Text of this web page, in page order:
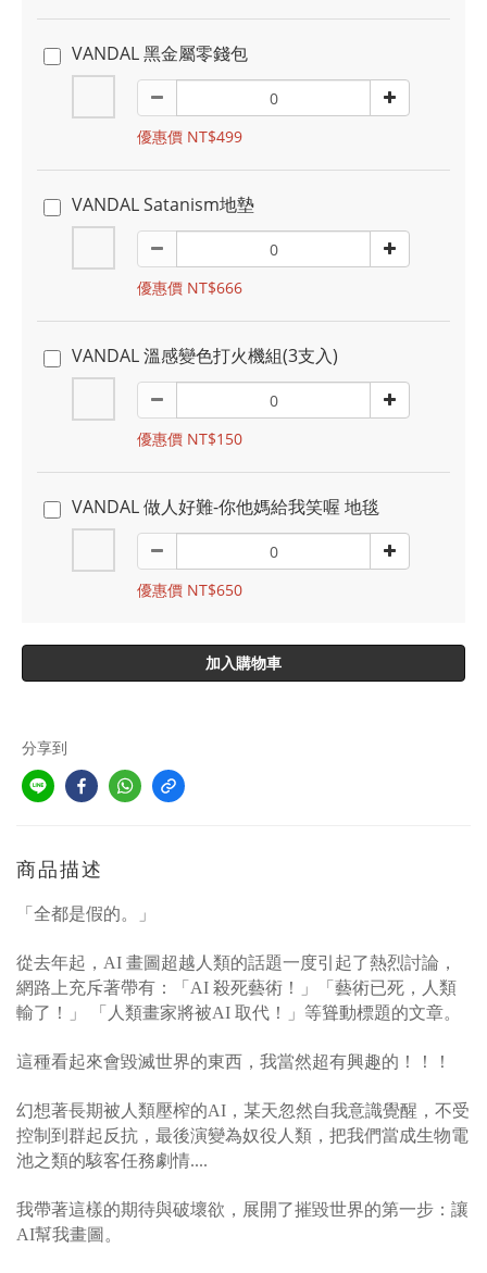
VANDAL 黑金屬零錢包
優惠價 NT$499
VANDAL Satanism地墊
優惠價 NT$666
VANDAL 溫感變色打火機組(3支入)
優惠價 NT$150
VANDAL 做人好難-你他媽給我笑喔 地毯
優惠價 NT$650
加入購物車
分享到
商品描述
「全都是假的。」
從去年起，AI 畫圖超越人類的話題一度引起了熱烈討論，
網路上充斥著帶有：「AI 殺死藝術！」「藝術已死，人類
輸了！」 「人類畫家將被AI 取代！」等聳動標題的文章。
這種看起來會毀滅世界的東西，我當然超有興趣的！！！
幻想著長期被人類壓榨的AI，某天忽然自我意識覺醒，不受
控制到群起反抗，最後演變為奴役人類，把我們當成生物電
池之類的駭客任務劇情....
我帶著這樣的期待與破壞欲，展開了摧毀世界的第一步：讓
AI幫我畫圖。